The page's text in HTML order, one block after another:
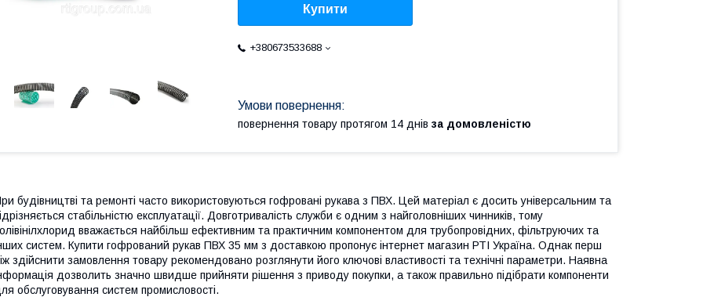
Купити
+380673533688
повернення товару протягом 14 днів за домовленістю
будівництві та ремонті часто використовуються гофровані рукава з ПВХ. Цей матеріал є досить універсальним та
стабільністю експлуатації. Довготривалість служби є одним з найголовніших чинників, тому
вважається найбільш ефективним та практичним компонентом для трубопровідних, фільтруючих та
систем. Купити гофрований рукав ПВХ 35 мм з доставкою пропонує інтернет магазин РТІ Україна. Однак перш
здійснити замовлення товару рекомендовано розглянути його ключові властивості та технічні параметри. Наявна
дозволить значно швидше прийняти рішення з приводу покупки, а також правильно підібрати компоненти
обслуговування систем промисловості.